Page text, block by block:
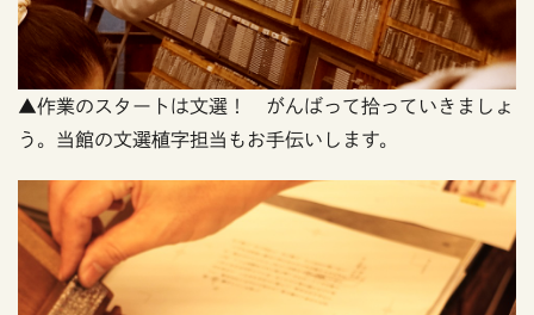
▲作業のスタートは文選！ がんばって拾っていきましょ
う。当館の文選植字担当もお手伝いします。